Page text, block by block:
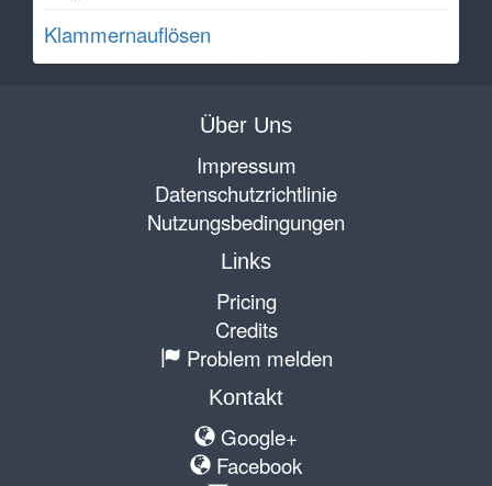
Klammernauflösen
Über Uns
Impressum
Datenschutzrichtlinie
Nutzungsbedingungen
Links
Pricing
Credits
Problem melden
Kontakt
Google+
Facebook